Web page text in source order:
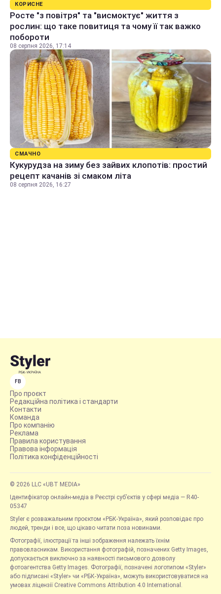
КОРИСНЕ
Росте "з повітря" та "висмоктує" життя з
рослин: що таке повитиця та чому її так важко
побороти
08 серпня 2026, 17:14
СМАЧНО
Кукурудза на зиму без зайвих клопотів: простий
рецепт качанів зі смаком літа
08 серпня 2026, 16:27
FB
Про проєкт
Редакційна політика і стандарти
Контакти
Команда
Про компанію
Реклама
Правила користування
Правова інформація
Політика конфіденційності
© 2026 LLC «UBT MEDIA»
Ідентифікатор онлайн-медіа в Реєстрі суб’єктів у сфері медіа — R40-
05347
Styler є розважальним проєктом «РБК-Україна», який розповідає про
людей, тренди і все, що цікаво читати поза новинами.
Фотографії, ілюстрації та інші зображення належать їхнім
правовласникам. Використання фотографій, позначених Getty Images,
допускається виключно за наявності письмового дозволу
фотоагентства Getty Images. Фотографії, позначені логотипом «Styler»
або підписані «Styler» чи «РБК-Україна», можуть використовуватися на
умовах ліцензії Creative Commons Attribution 4.0 International.